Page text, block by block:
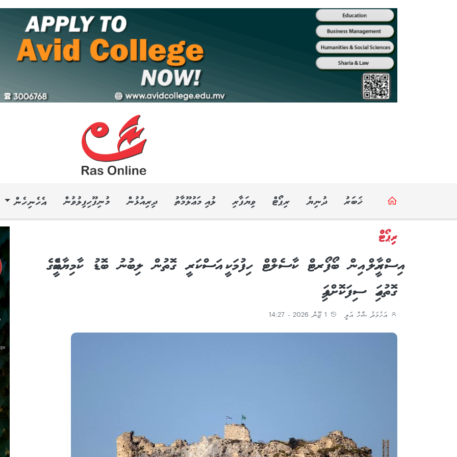
ޚަބަރު ދުނިޔެ ރިޕޯޓް ވިޔަފާރި ލުއި މަޢުލޫމާތު ދިރިއުޅުން މުނިފޫހިފިލުވުން އެހެނިހެން
ރިޕޯޓް
އިސްރާއީލް އިން ބޯފޯރޓް ކާސެލްޓް ހިފުމަކީ އަސްކަރީ ގޮތުން ލިބުނު ބޮޑު ކާމިޔާބީއެއްގެ
ގޮތުގައި ސިފަކޮށްފައި
އަހުމަދު ޝާހް އަލީ